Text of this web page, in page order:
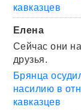
кавказцев
Елена
Сейчас они
друзья.
Брянца
насилию в
кавказцев